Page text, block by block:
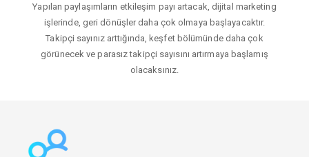
Yapılan paylaşımların etkileşim payı artacak, dijital marketing
işlerinde, geri dönüşler daha çok olmaya başlayacaktır.
Takipçi sayınız arttığında, keşfet bölümünde daha çok
görünecek ve parasız takipçi sayısını artırmaya başlamış
olacaksınız.